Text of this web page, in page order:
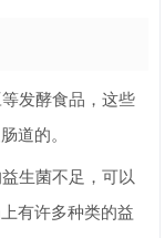
发酵食品，这些
道的。
生菌不足，可以
有许多种类的益